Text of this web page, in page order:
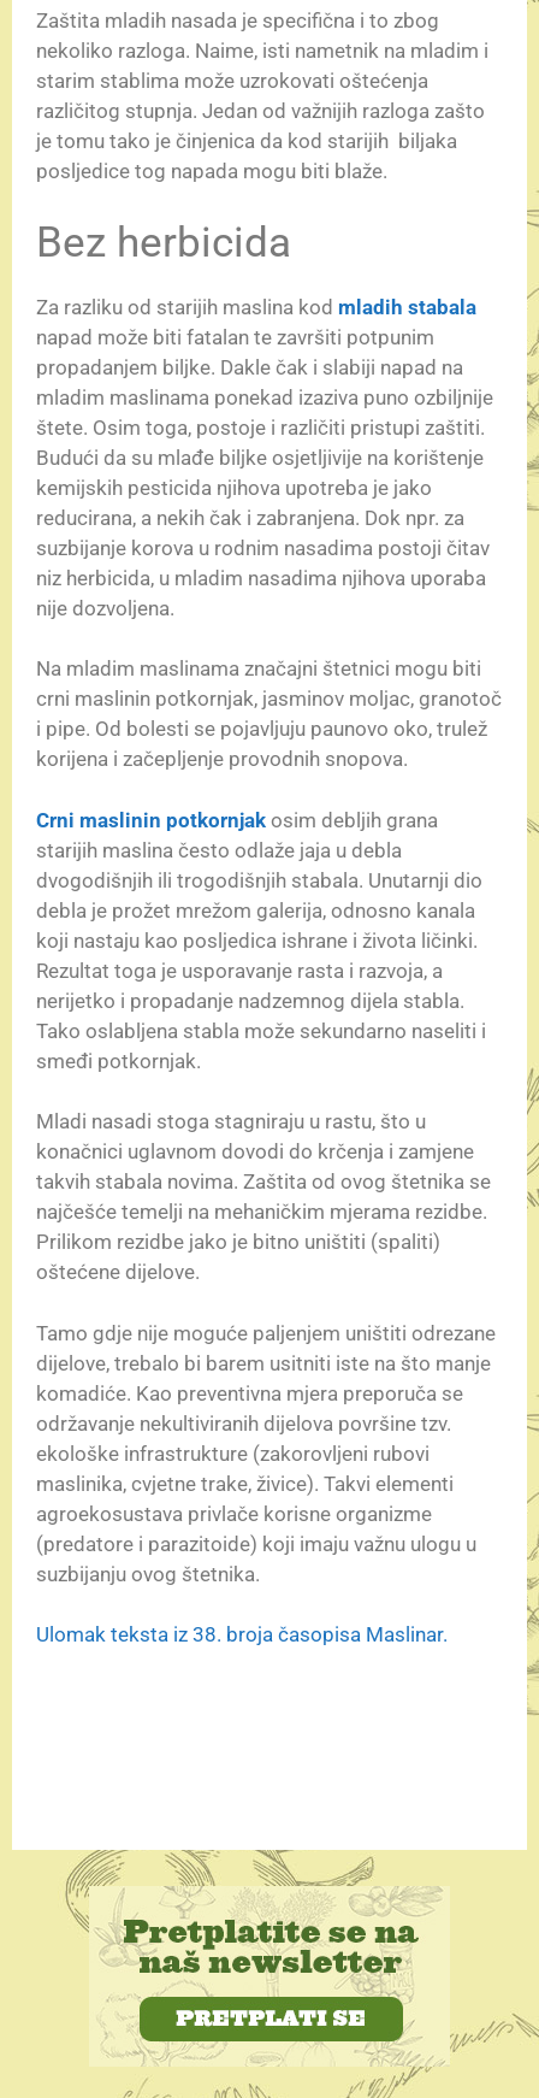
Zaštita mladih nasada je specifična i to zbog
nekoliko razloga. Naime, isti nametnik na mladim i
starim stablima može uzrokovati oštećenja
različitog stupnja. Jedan od važnijih razloga zašto
je tomu tako je činjenica da kod starijih biljaka
posljedice tog napada mogu biti blaže.
Bez herbicida
Za razliku od starijih maslina kod mladih stabala
napad može biti fatalan te završiti potpunim
propadanjem biljke. Dakle čak i slabiji napad na
mladim maslinama ponekad izaziva puno ozbiljnije
štete. Osim toga, postoje i različiti pristupi zaštiti.
Budući da su mlađe biljke osjetljivije na korištenje
kemijskih pesticida njihova upotreba je jako
reducirana, a nekih čak i zabranjena. Dok npr. za
suzbijanje korova u rodnim nasadima postoji čitav
niz herbicida, u mladim nasadima njihova uporaba
nije dozvoljena.
Na mladim maslinama značajni štetnici mogu biti
crni maslinin potkornjak, jasminov moljac, granotoč
i pipe. Od bolesti se pojavljuju paunovo oko, trulež
korijena i začepljenje provodnih snopova.
Crni maslinin potkornjak osim debljih grana
starijih maslina često odlaže jaja u debla
dvogodišnjih ili trogodišnjih stabala. Unutarnji dio
debla je prožet mrežom galerija, odnosno kanala
koji nastaju kao posljedica ishrane i života ličinki.
Rezultat toga je usporavanje rasta i razvoja, a
nerijetko i propadanje nadzemnog dijela stabla.
Tako oslabljena stabla može sekundarno naseliti i
smeđi potkornjak.
Mladi nasadi stoga stagniraju u rastu, što u
konačnici uglavnom dovodi do krčenja i zamjene
takvih stabala novima. Zaštita od ovog štetnika se
najčešće temelji na mehaničkim mjerama rezidbe.
Prilikom rezidbe jako je bitno uništiti (spaliti)
oštećene dijelove.
Tamo gdje nije moguće paljenjem uništiti odrezane
dijelove, trebalo bi barem usitniti iste na što manje
komadiće. Kao preventivna mjera preporuča se
održavanje nekultiviranih dijelova površine tzv.
ekološke infrastrukture (zakorovljeni rubovi
maslinika, cvjetne trake, živice). Takvi elementi
agroekosustava privlače korisne organizme
(predatore i parazitoide) koji imaju važnu ulogu u
suzbijanju ovog štetnika.
Ulomak teksta iz 38. broja časopisa Maslinar.